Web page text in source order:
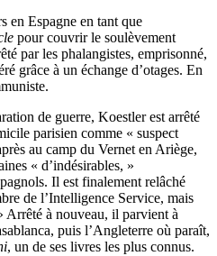
en Espagne en tant que
pour couvrir le soulèvement
par les phalangistes, emprisonné,
grâce à un échange d’otages. En
de guerre, Koestler est arrêté
parisien comme « suspect
au camp du Vernet en Ariège,
« d’indésirables, »
Il est finalement relâché
de l’Intelligence Service, mais
Arrêté à nouveau, il parvient à
puis l’Angleterre où paraît,
, un de ses livres les plus connus.